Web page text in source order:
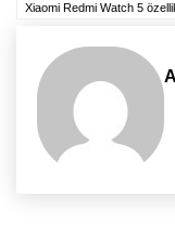
Xiaomi Redmi Watch 5